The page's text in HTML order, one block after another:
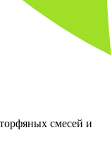
смесей и